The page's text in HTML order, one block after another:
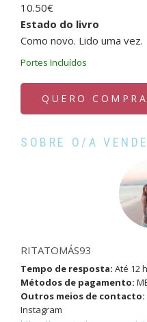
10.50€
Estado do livro
Como novo. Lido uma vez.
Portes Incluídos
QUERO
SOBRE O/A
RITATOMÁS93
Tempo de resposta: Até 12
Métodos de pagamento:
Outros meios de contacto:
Instagram